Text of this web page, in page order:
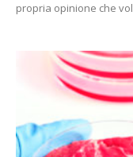
propria opinione che